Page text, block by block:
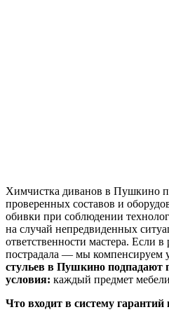
Химчистка диванов в Пушкино
проверенных составов и
обивки при соблюдении
на случай непредвиденных
ответственности мастера. Если в
пострадала — мы компенсируем
стульев в Пушкино подпадают
условия: каждый предмет
Что входит в систему